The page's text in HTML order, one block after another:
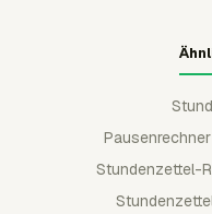
Stundenzettel-